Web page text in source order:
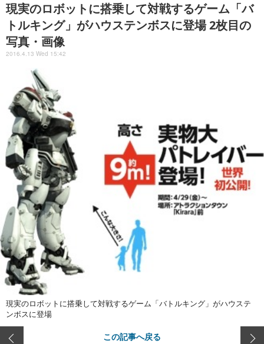
現実のロボットに搭乗して対戦するゲーム「バ
トルキング」がハウステンボスに登場 2枚目の
写真・画像
2016.4.13 Wed 15:42
現実のロボットに搭乗して対戦するゲーム「バトルキング」がハウステ
ンボスに登場
この記事へ戻る